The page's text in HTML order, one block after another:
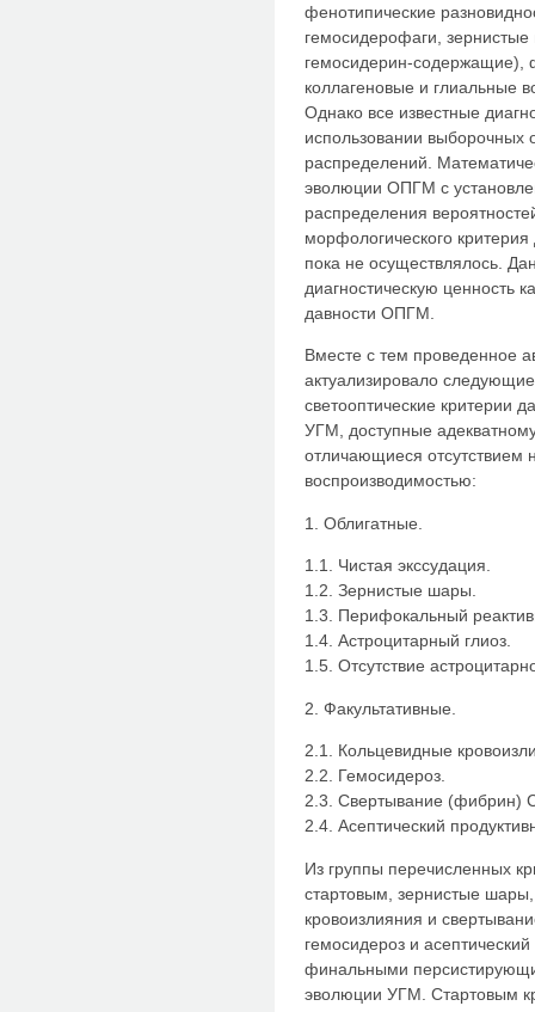
фенотипические
гемосидерофаги,
гемосидерин-содержащие),
коллагеновые и глиальные
Однако все известные
использовании выборочных
распределений.
эволюции ОПГМ с
распределения
морфологического
пока не осуществлялось.
диагностическую ценность
давности ОПГМ.
Вместе с тем проведенное
актуализировало
светооптические критерии
УГМ, доступные
отличающиеся отсутствием
воспроизводимостью:
1. Облигатные.
1.1. Чистая экссудация.
1.2. Зернистые шары.
1.3. Перифокальный
1.4. Астроцитарный глиоз.
1.5. Отсутствие
2. Факультативные.
2.1. Кольцевидные
2.2. Гемосидероз.
2.3. Свертывание (фибрин)
2.4. Асептический
Из группы перечисленных
стартовым, зернистые
кровоизлияния и
гемосидероз и
финальными
эволюции УГМ. Стартовым